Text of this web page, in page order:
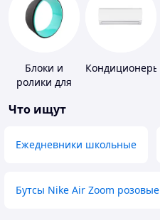
Блоки и
ролики для
Кондиционеры
Что ищут
Ежедневники школьные
Бутсы Nike Air Zoom розовые